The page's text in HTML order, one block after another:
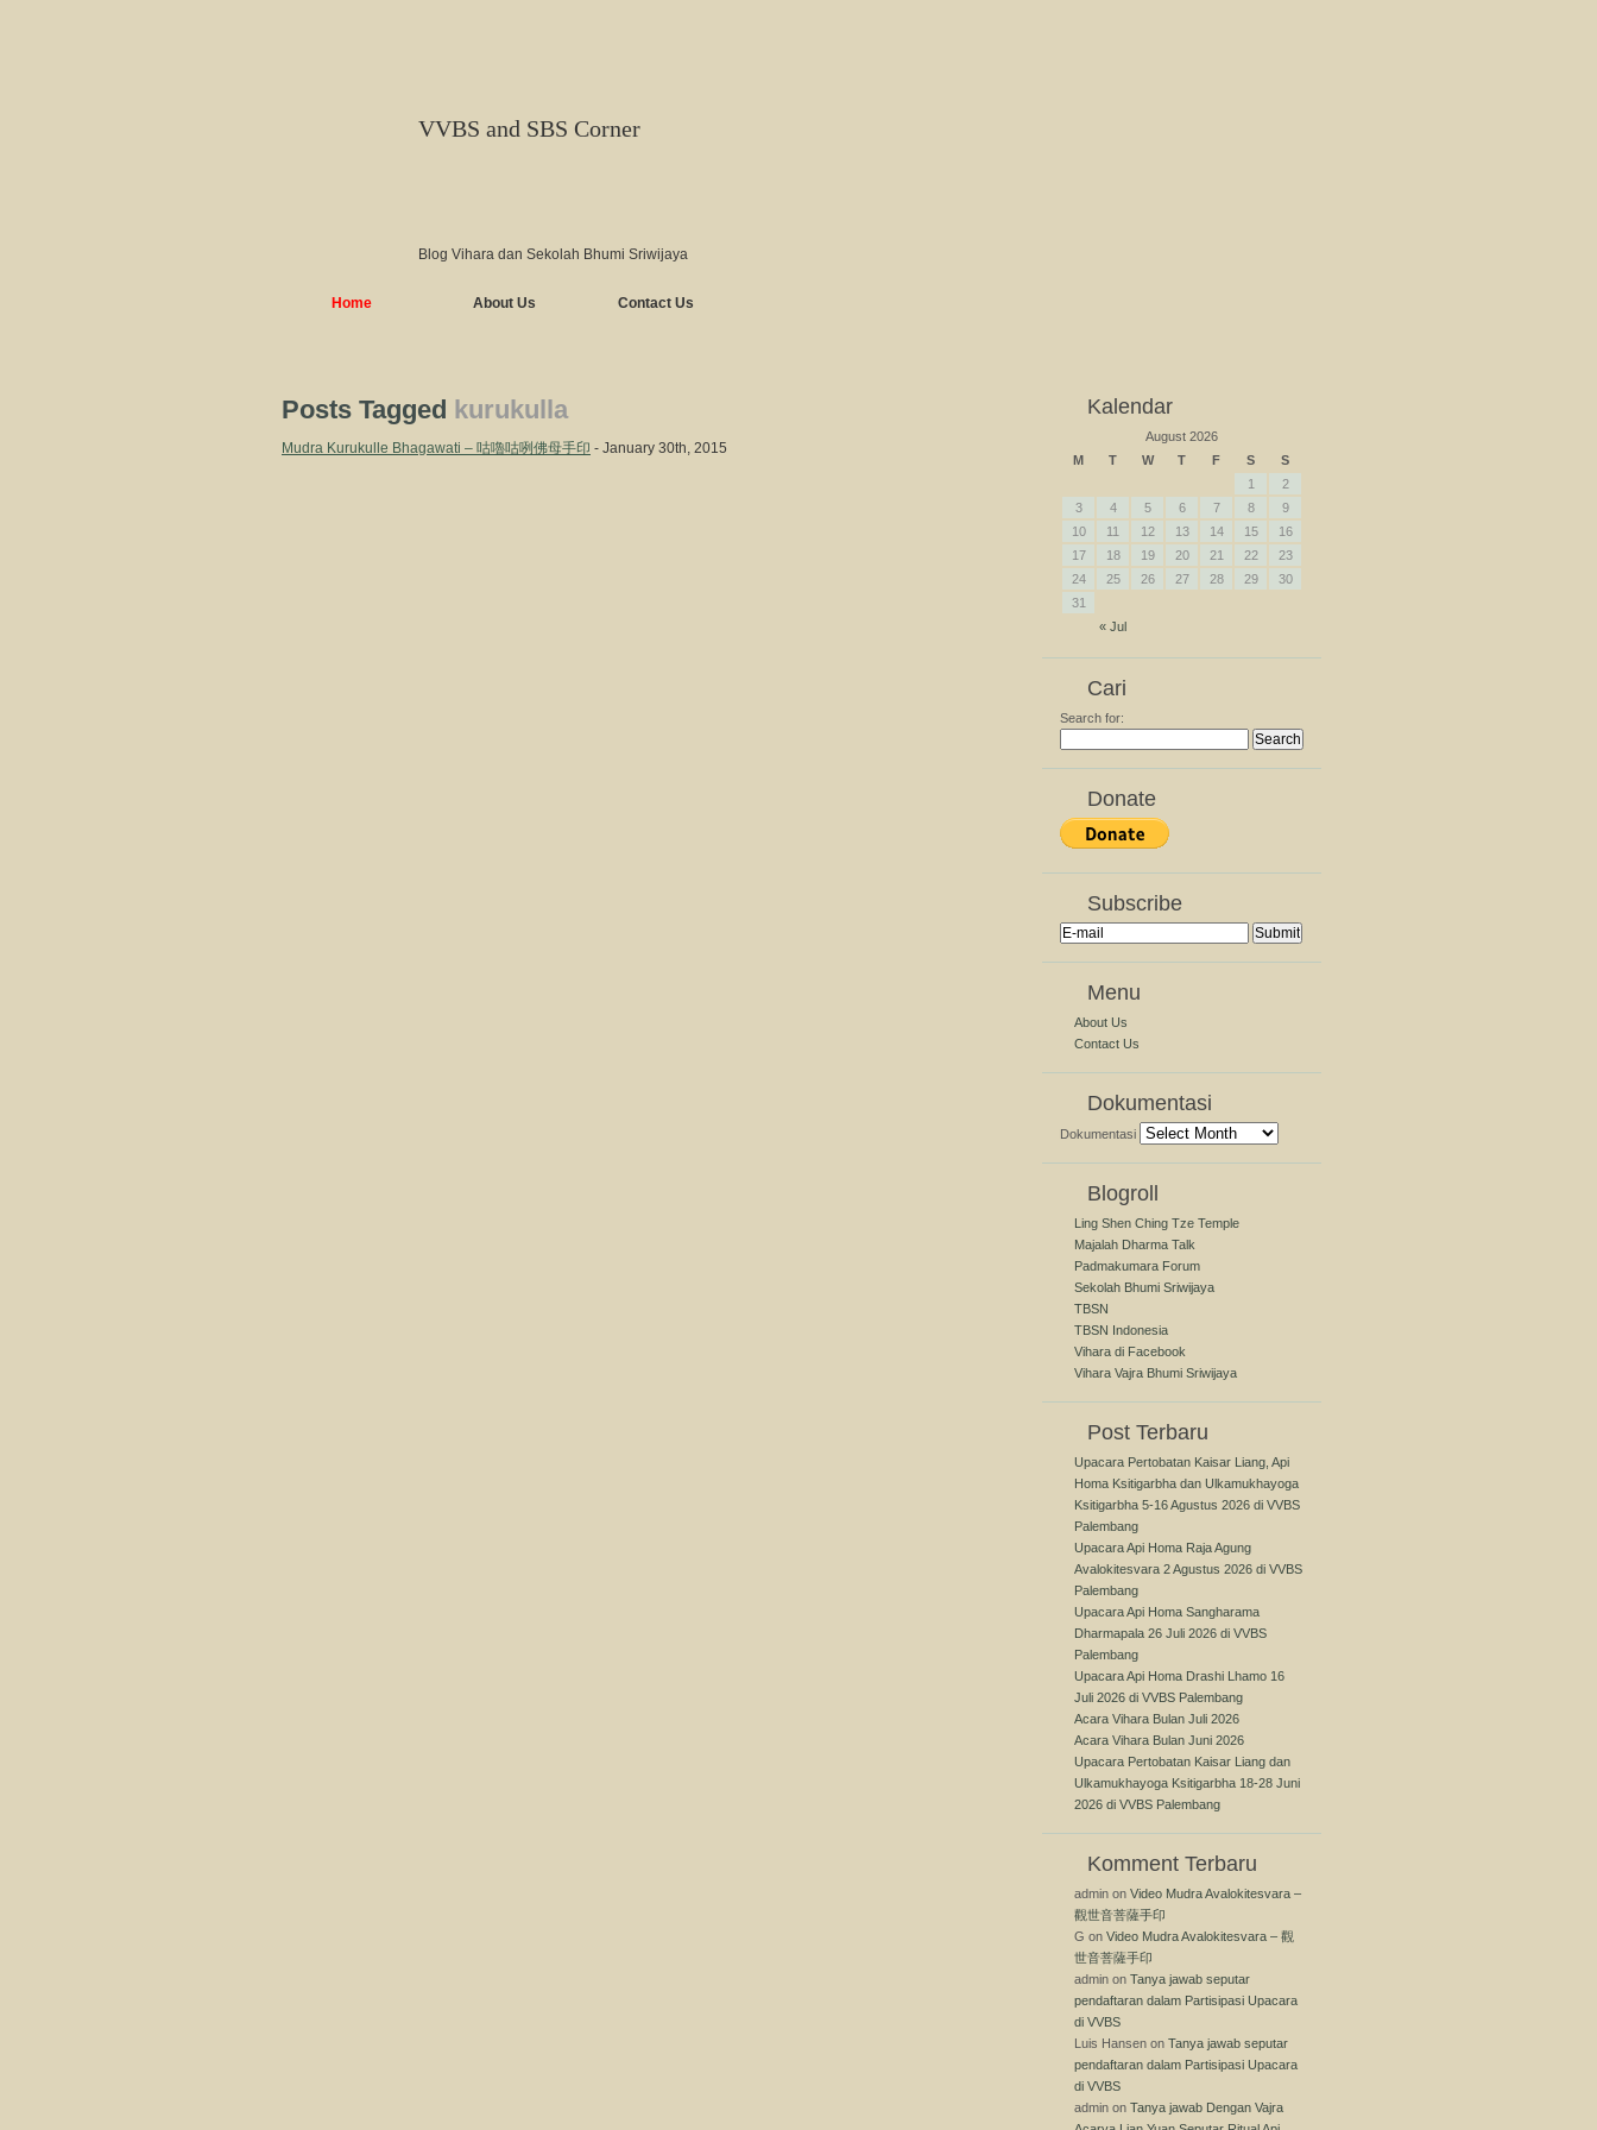
VVBS and SBS Corner
Blog Vihara dan Sekolah Bhumi Sriwijaya
Home About Us Contact Us
Posts Tagged kurukulla
Mudra Kurukulle Bhagawati – 咕嚕咕咧佛母手印 - January 30th, 2015
Kalendar
August 2026
M
T W T F S S
« Jul
1
2
3
4 5 6 7 8
9
10
11 12 13 14 15
16
17
18 19 20 21 22
23
24
25 26 27 28 29
30
31
Cari
Search for:
Donate
Subscribe
Menu
About Us
Contact Us
Dokumentasi
Dokumentasi
Blogroll
Ling Shen Ching Tze Temple
Majalah Dharma Talk
Padmakumara Forum
Sekolah Bhumi Sriwijaya
TBSN
TBSN Indonesia
Vihara di Facebook
Vihara Vajra Bhumi Sriwijaya
Post Terbaru
Upacara Pertobatan Kaisar Liang, Api
Homa Ksitigarbha dan Ulkamukhayoga
Ksitigarbha 5-16 Agustus 2026 di VVBS
Palembang
Upacara Api Homa Raja Agung
Avalokitesvara 2 Agustus 2026 di VVBS
Palembang
Upacara Api Homa Sangharama
Dharmapala 26 Juli 2026 di VVBS
Palembang
Upacara Api Homa Drashi Lhamo 16
Juli 2026 di VVBS Palembang
Acara Vihara Bulan Juli 2026
Acara Vihara Bulan Juni 2026
Upacara Pertobatan Kaisar Liang dan
Ulkamukhayoga Ksitigarbha 18-28 Juni
2026 di VVBS Palembang
Komment Terbaru
admin on Video Mudra Avalokitesvara –
觀世音菩薩手印
G on Video Mudra Avalokitesvara – 觀
世音菩薩手印
admin on Tanya jawab seputar
pendaftaran dalam Partisipasi Upacara
di VVBS
Luis Hansen on Tanya jawab seputar
pendaftaran dalam Partisipasi Upacara
di VVBS
admin on Tanya jawab Dengan Vajra